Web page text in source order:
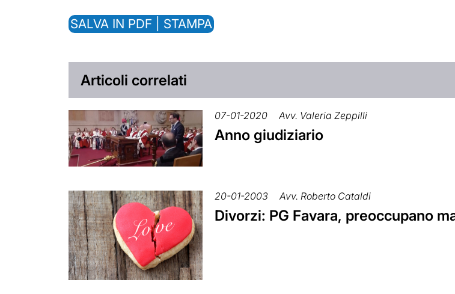
SALVA IN PDF | STAMPA
Articoli correlati
07-01-2020 Avv. Valeria Zeppilli
Anno giudiziario
20-01-2003 Avv. Roberto Cataldi
Divorzi: PG Favara, preoccupano